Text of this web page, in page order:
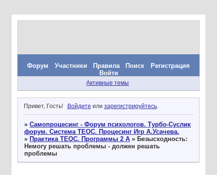
Форум Участники Правила Поиск
Регистрация
Войти
Активные темы
Привет, Гость! Войдите или зарегистрируйтесь.
» Самопроцесинг - Форум психологов. Турбо-Суслик
форум. Система ТЕОС. Процесинг Игр А.Усачева.
» Практика ТЕОС. Программы 2 А » Безысходность:
Немогу решать проблемы - должен решать
проблемы